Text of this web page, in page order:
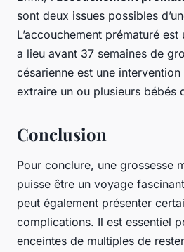
sont deux issues possibles
L’accouchement prématuré
a lieu avant 37 semaines de
césarienne est une
extraire un ou plusieurs bébés
Conclusion
Pour conclure, une grossesse
puisse être un voyage
peut également présenter
complications. Il est essentiel
enceintes de multiples de